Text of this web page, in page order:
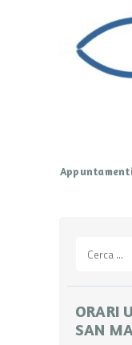
per:
ORARI
SAN